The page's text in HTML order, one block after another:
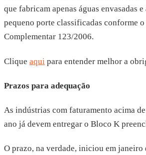
que fabricam apenas águas envasadas
pequeno porte classificadas conforme
Complementar 123/2006.
Clique aqui para entender melhor a
Prazos para adequação
As indústrias com faturamento acima
ano já devem entregar o Bloco K
O prazo, na verdade, iniciou em janeiro